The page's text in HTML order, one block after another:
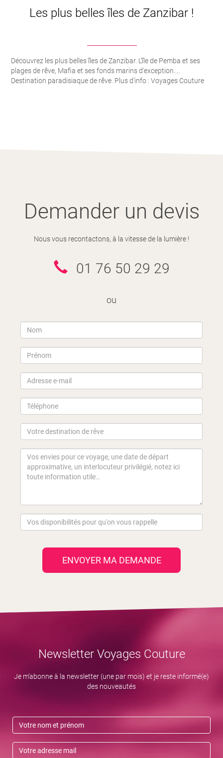
Les plus belles îles de Zanzibar !
Découvrez les plus belles îles de Zanzibar. L'île de Pemba et ses
plages de rêve, Mafia et ses fonds marins d'exception....
Destination paradisiaque de rêve. Plus d'info : Voyages Couture
Demander un devis
Nous vous recontactons, à la vitesse de la lumière !
01 76 50 29 29
ou
ENVOYER MA DEMANDE
Newsletter Voyages Couture
Je m’abonne à la newsletter (une par mois) et je reste informé(e)
des nouveautés